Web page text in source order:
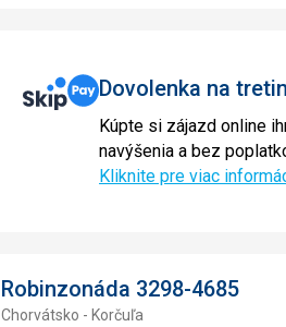
Dovolenka na
Kúpte si zájazd online
navýšenia a bez
Kliknite pre viac
Robinzonáda 3298-4685
Chorvátsko - Korčuľa